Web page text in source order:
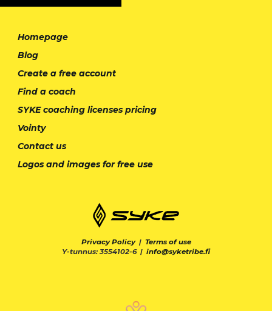
Homepage
Blog
Create a free account
Find a coach
SYKE coaching licenses pricing
Vointy
Contact us
Logos and images for free use
Privacy Policy| Terms of use
Y-tunnus: 3554102-6 | info@syketribe.fi